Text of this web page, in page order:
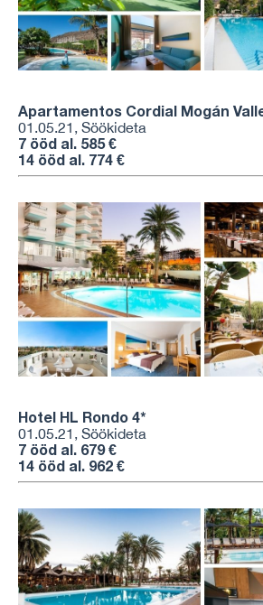
Apartamentos Cordial Mogán
01.05.21, Söökideta
7 ööd al. 585 €
14 ööd al. 774 €
Hotel HL Rondo 4*
01.05.21, Söökideta
7 ööd al. 679 €
14 ööd al. 962 €